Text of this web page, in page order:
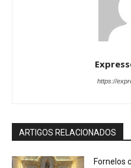
https://
ARTIGOS RELACIONADOS
Fornelos